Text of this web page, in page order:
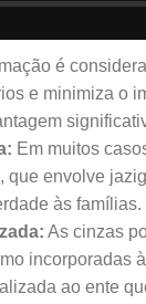
contribuem para
é
e minimiza o
Em muitos
que envolve
às famílias.
As cinzas
incorporadas
ao ente